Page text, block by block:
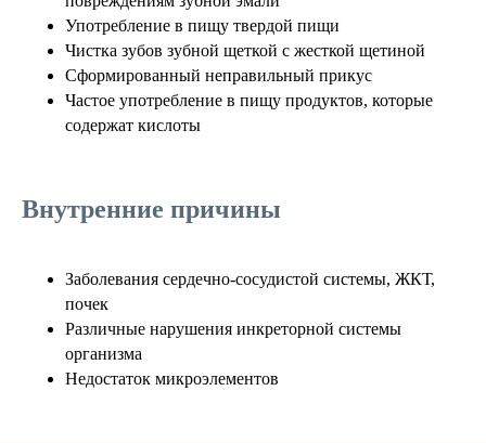
Употребление в пищу твердой пищи
Чистка зубов зубной щеткой с жесткой щетиной
Сформированный неправильный прикус
Частое употребление в пищу продуктов, которые
содержат кислоты
Внутренние причины
Заболевания сердечно-сосудистой системы, ЖКТ,
почек
Различные нарушения инкреторной системы
организма
Недостаток микроэлементов